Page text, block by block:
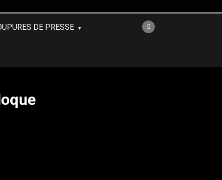
DE PRESSE